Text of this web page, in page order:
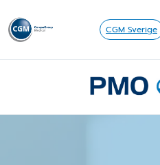
CGM Sverige